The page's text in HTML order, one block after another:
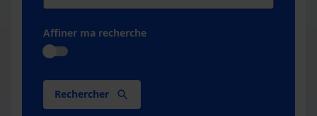
Affiner ma recherche
Rechercher